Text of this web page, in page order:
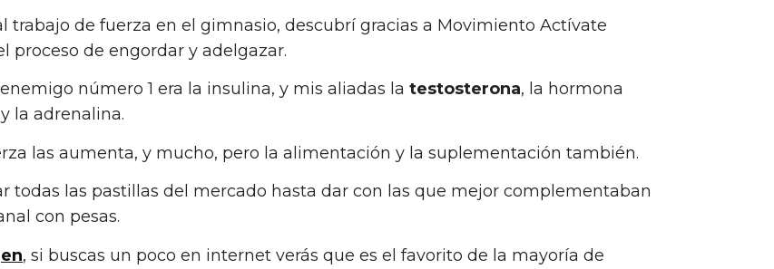
trabajo de fuerza en el gimnasio, descubrí gracias a Movimiento Actívate
proceso de engordar y adelgazar.
número 1 era la insulina, y mis aliadas la testosterona, la hormona
la adrenalina.
las aumenta, y mucho, pero la alimentación y la suplementación también.
todas las pastillas del mercado hasta dar con las que mejor complementaban
con pesas.
, si buscas un poco en internet verás que es el favorito de la mayoría de